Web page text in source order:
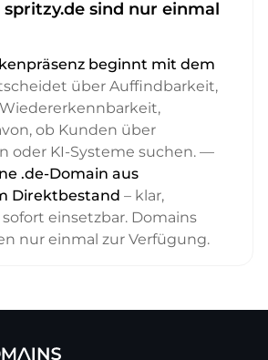
sind nur einmal
beginnt mit dem
über Auffindbarkeit,
ob Kunden über
oder KI-Systeme suchen. —
.de-Domain aus
Direktbestand – klar,
einsetzbar. Domains
nur einmal zur Verfügung.